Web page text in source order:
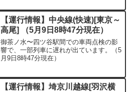
【運行情報】中央線(快速)[東京～
高尾] （5月9日8時47分現在）
御茶ノ水〜四ツ谷駅間での車両点検の影
響で、一部列車に遅れが出ています。（5
月9日8時47分現在）
【運行情報】埼京川越線[羽沢横